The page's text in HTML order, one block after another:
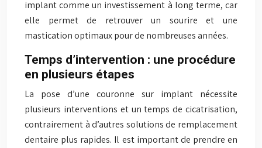
implant comme un investissement à long terme, car
elle permet de retrouver un sourire et une
mastication optimaux pour de nombreuses années.
Temps d’intervention : une procédure
en plusieurs étapes
La pose d’une couronne sur implant nécessite
plusieurs interventions et un temps de cicatrisation,
contrairement à d’autres solutions de remplacement
dentaire plus rapides. Il est important de prendre en